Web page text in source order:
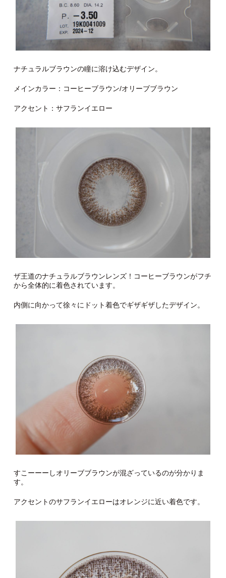
ナチュラルブラウンの瞳に溶け込むデザイン。
メインカラー：コーヒーブラウン/オリーブブラウン
アクセント：サフランイエロー
ザ王道のナチュラルブラウンレンズ！コーヒーブラウンがフチ
から全体的に着色されています。
内側に向かって徐々にドット着色でギザギザしたデザイン。
すこーーーしオリーブブラウンが混ざっているのが分かりま
す。
アクセントのサフランイエローはオレンジに近い着色です。